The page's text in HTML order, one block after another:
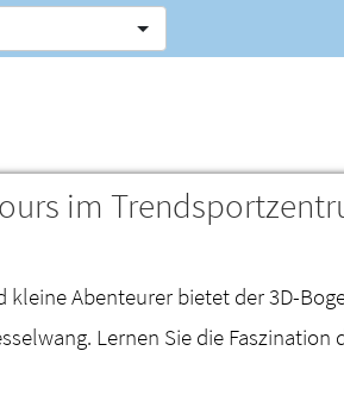
im
kleine Abenteurer bietet der 3D-
Lernen Sie die Faszination